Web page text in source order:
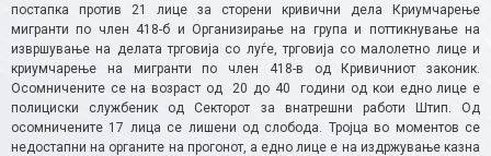
постапка против 21 лице за сторени кривични дела Криумчарење
мигранти по член 418-б и Организирање на група и поттикнување на
извршување на делата трговија со луѓе, трговија со малолетно лице и
криумчарење на мигранти по член 418-в од Кривичниот законик.
Осомничените се на возраст од 20 до 40 години од кои едно лице е
полициски службеник од Секторот за внатрешни работи Штип. Од
осомничените 17 лица се лишени од слобода. Тројца во моментов се
недостапни на органите на прогонот, а едно лице е на издржување казна